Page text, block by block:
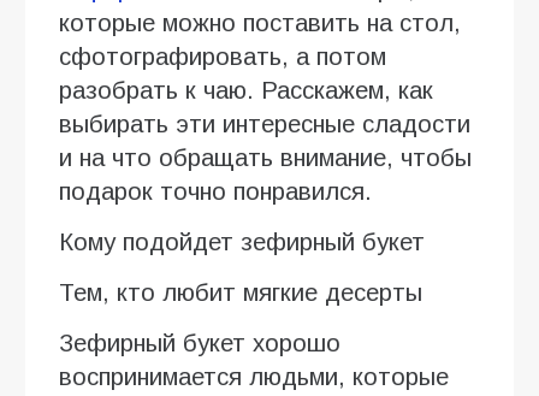
которые можно поставить на стол,
сфотографировать, а потом
разобрать к чаю. Расскажем, как
выбирать эти интересные сладости
и на что обращать внимание, чтобы
подарок точно понравился.
Кому подойдет зефирный букет
Тем, кто любит мягкие десерты
Зефирный букет хорошо
воспринимается людьми, которые